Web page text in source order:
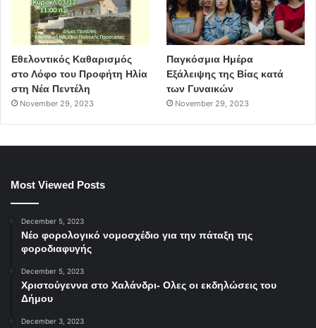
Εθελοντικός Καθαρισμός
στο Λόφο του Προφήτη Ηλία
στη Νέα Πεντέλη
November 29, 2023
Παγκόσμια Ημέρα
Εξάλειψης της Βίας κατά
των Γυναικών
November 29, 2023
Most Viewed Posts
December 5, 2023
Νέο φορολογικό νομοσχέδιο για την πάταξη της
φοροδιαφυγής
December 5, 2023
Χριστούγεννα στο Χαλάνδρι- Ολες οι εκδηλώσεις του
Δήμου
December 3, 2023